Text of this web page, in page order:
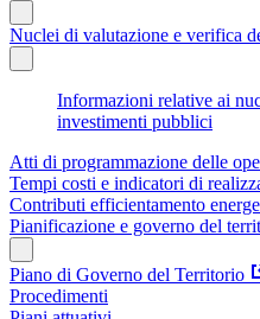
Nuclei di valutazione e verifica
Informazioni relative ai
investimenti pubblici
Atti di programmazione delle
Tempi costi e indicatori di
Contributi efficientamento
Pianificazione e governo del
Piano di Governo del Territorio
Procedimenti